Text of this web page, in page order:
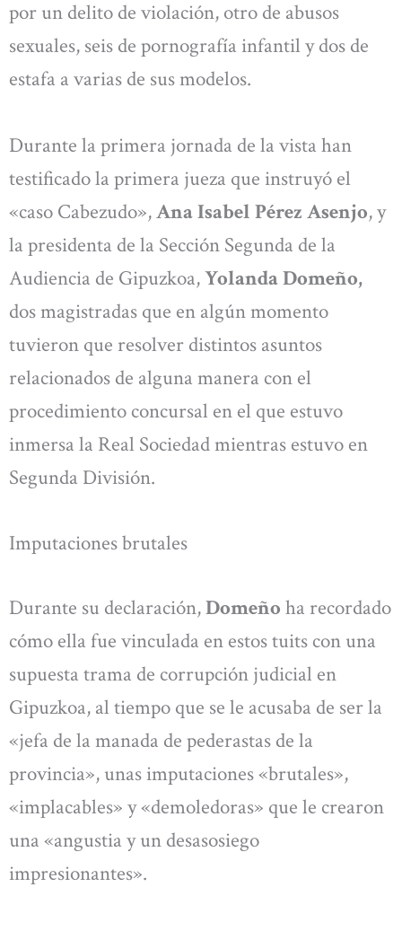
por un delito de violación, otro de abusos
sexuales, seis de pornografía infantil y dos de
estafa a varias de sus modelos.
Durante la primera jornada de la vista han
testificado la primera jueza que instruyó el
«caso Cabezudo»,Ana Isabel Pérez Asenjo, y
la presidenta de la Sección Segunda de la
Audiencia de Gipuzkoa,Yolanda Domeño,
dos magistradas que en algún momento
tuvieron que resolver distintos asuntos
relacionados de alguna manera con el
procedimiento concursal en el que estuvo
inmersa la Real Sociedad mientras estuvo en
Segunda División.
Imputaciones brutales
Durante su declaración,Domeño ha recordado
cómo ella fue vinculada en estos tuits con una
supuesta trama de corrupción judicial en
Gipuzkoa, al tiempo que se le acusaba de ser la
«jefa de la manada de pederastas de la
provincia», unas imputaciones «brutales»,
«implacables» y «demoledoras» que le crearon
una «angustia y un desasosiego
impresionantes».